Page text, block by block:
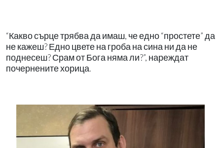
“Какво сърце трябва да имаш, че едно “простете” да
не кажеш? Едно цвете на гроба на сина ни да не
поднесеш? Срам от Бога няма ли?”, нареждат
почернените хорица.